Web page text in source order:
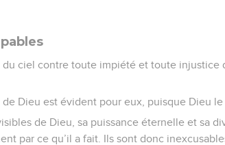
du ciel contre toute impiété et toute injustice
Dieu est évident pour eux, puisque Dieu le
de Dieu, sa puissance éternelle et sa
par ce qu’il a fait. Ils sont donc